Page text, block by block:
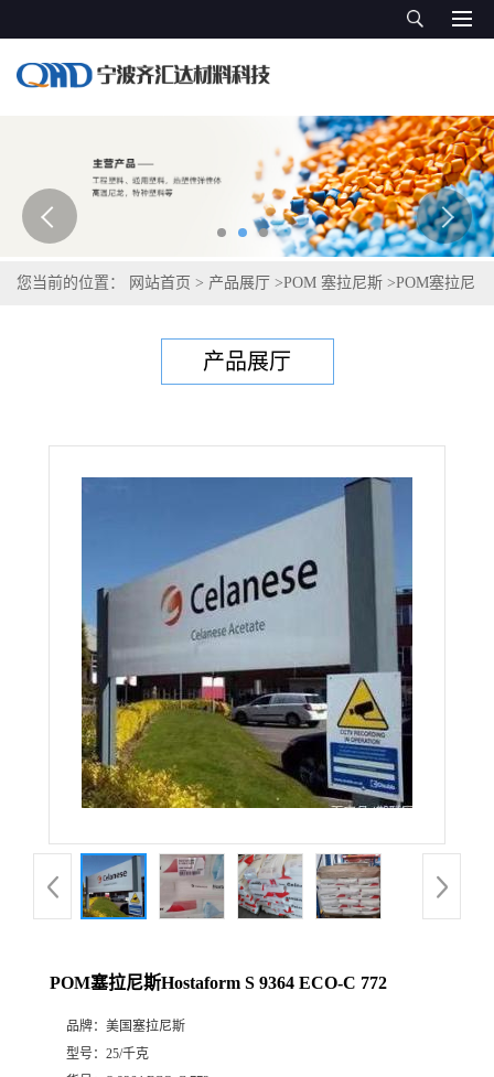
您当前的位置： 网站首页 > 产品展厅 >POM 塞拉尼斯 >POM塞拉尼
产品展厅
POM塞拉尼斯Hostaform S 9364 ECO-C 772
品牌： 美国塞拉尼斯
型号： 25/千克